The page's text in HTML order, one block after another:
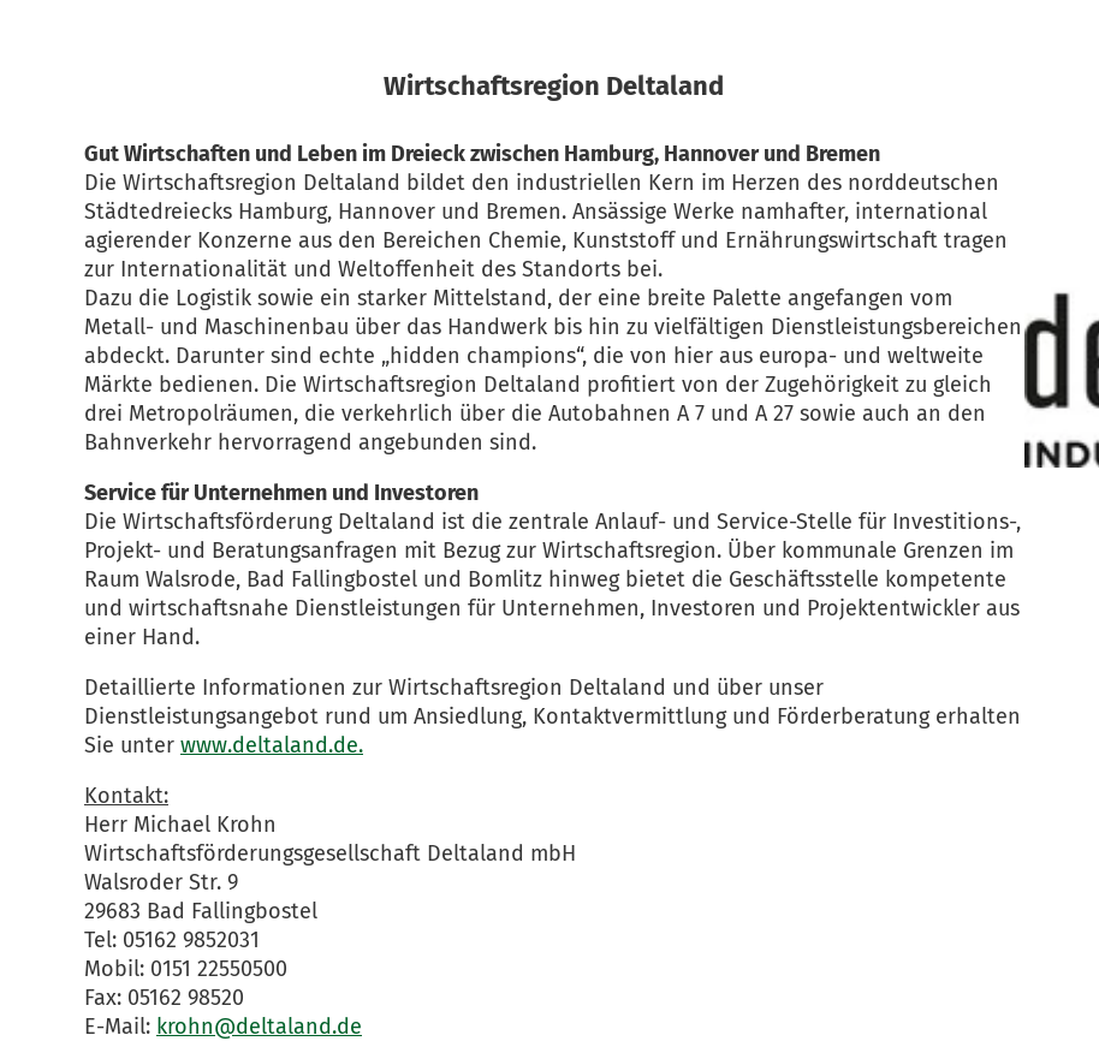
Wirtschaftsregion Deltaland
Gut Wirtschaften und Leben im Dreieck zwischen Hamburg, Hannover und Bremen
Die Wirtschaftsregion Deltaland bildet den industriellen Kern im Herzen des norddeutschen
Städtedreiecks Hamburg, Hannover und Bremen. Ansässige Werke namhafter, international
agierender Konzerne aus den Bereichen Chemie, Kunststoff und Ernährungswirtschaft tragen
zur Internationalität und Weltoffenheit des Standorts bei.
Dazu die Logistik sowie ein starker Mittelstand, der eine breite Palette angefangen vom
Metall- und Maschinenbau über das Handwerk bis hin zu vielfältigen Dienstleistungsbereichen
abdeckt. Darunter sind echte „hidden champions“, die von hier aus europa- und weltweite
Märkte bedienen. Die Wirtschaftsregion Deltaland profitiert von der Zugehörigkeit zu gleich
drei Metropolräumen, die verkehrlich über die Autobahnen A 7 und A 27 sowie auch an den
Bahnverkehr hervorragend angebunden sind.
Service für Unternehmen und Investoren
Die Wirtschaftsförderung Deltaland ist die zentrale Anlauf- und Service-Stelle für Investitions-,
Projekt- und Beratungsanfragen mit Bezug zur Wirtschaftsregion. Über kommunale Grenzen im
Raum Walsrode, Bad Fallingbostel und Bomlitz hinweg bietet die Geschäftsstelle kompetente
und wirtschaftsnahe Dienstleistungen für Unternehmen, Investoren und Projektentwickler aus
einer Hand.
Detaillierte Informationen zur Wirtschaftsregion Deltaland und über unser
Dienstleistungsangebot rund um Ansiedlung, Kontaktvermittlung und Förderberatung erhalten
Sie unter www.deltaland.de.
Kontakt:
Herr Michael Krohn
Wirtschaftsförderungsgesellschaft Deltaland mbH
Walsroder Str. 9
29683 Bad Fallingbostel
Tel: 05162 9852031
Mobil: 0151 22550500
Fax: 05162 98520
E-Mail: krohn@deltaland.de